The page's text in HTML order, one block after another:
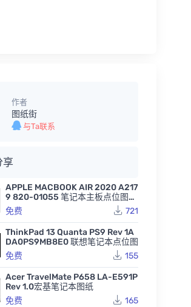
作者
图纸街
与Ta联系
享
APPLE MACBOOK AIR 2020 A217
9 820-01055 笔记本主板点位图B
VR
免费 721
ThinkPad 13 Quanta PS9 Rev 1A
DA0PS9MB8E0 联想笔记本点位图
免费
155
Acer TravelMate P658 LA-E591P
Rev 1.0宏基笔记本图纸
免费
165